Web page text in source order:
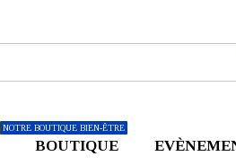
BOUTIQUE
NOTRE BOUTIQUE BIEN-ÊTRE